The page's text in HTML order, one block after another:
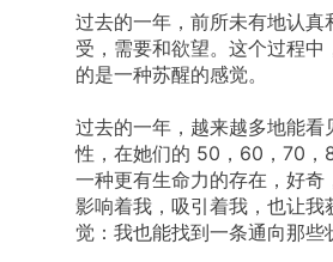
过去的一年，前所未有地认真
受，需要和欲望。这个过程中
的是一种苏醒的感觉。
过去的一年，越来越多地能看
性，在她们的 50，60，70，
一种更有生命力的存在，好奇
影响着我，吸引着我，也让我
觉：我也能找到一条通向那些